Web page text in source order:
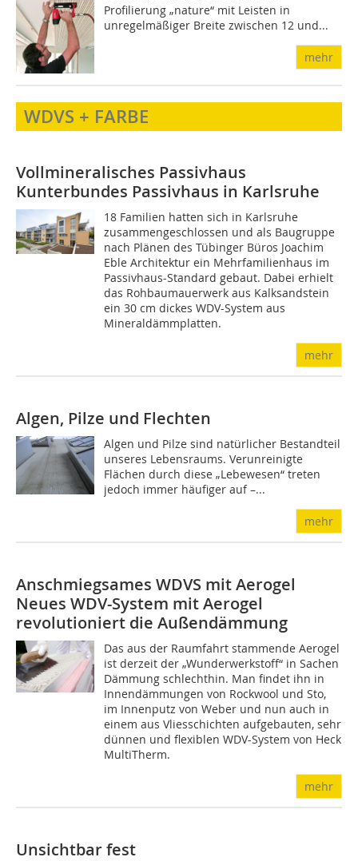
Profilierung „nature“ mit Leisten in
unregelmäßiger Breite zwischen 12 und...
mehr
WDVS + FARBE
Vollmineralisches Passivhaus
Kunterbundes Passivhaus in Karlsruhe
18 Familien hatten sich in Karlsruhe
zusammengeschlossen und als Baugruppe
nach Plänen des Tübinger Büros Joachim
Eble Architektur ein Mehrfamilienhaus im
Passivhaus-Standard gebaut. Dabei erhielt
das Rohbaumauerwerk aus Kalksandstein
ein 30 cm dickes WDV-System aus
Mineraldämmplatten.
mehr
Algen, Pilze und Flechten
Algen und Pilze sind natürlicher Bestandteil
unseres Lebensraums. Verunreinigte
Flächen durch diese „Lebewesen“ treten
jedoch immer häufiger auf –...
mehr
Anschmiegsames WDVS mit Aerogel
Neues WDV-System mit Aerogel
revolutioniert die Außendämmung
Das aus der Raumfahrt stammende Aerogel
ist derzeit der „Wunderwerkstoff“ in Sachen
Dämmung schlechthin. Man findet ihn in
Innendämmungen von Rockwool und Sto,
im Innenputz von Weber und nun auch in
einem aus Vliesschichten aufgebauten, sehr
dünnen und flexiblen WDV-System von Heck
MultiTherm.
mehr
Unsichtbar fest